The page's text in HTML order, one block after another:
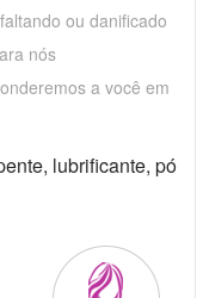
ou danificado
nós
a você em
lubrificante, pó